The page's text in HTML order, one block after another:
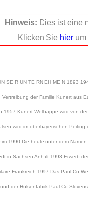
SE R UN TE RN EH ME N 1893
der Familie Kunert aus
1957 Kunert Wellpappe wird von
wird im oberbayerischen
1990 Die heute unter dem
in Sachsen Anhalt 1993 Erwerb
Frankreich 1997 Das Paul Co
der Hülsenfabrik Paul Co
Hinweis: Dies ist eine
Klicken Sie hier um